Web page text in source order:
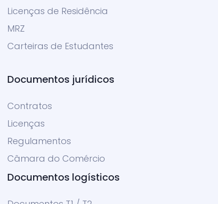
Licenças de Residência
MRZ
Carteiras de Estudantes
Documentos jurídicos
Contratos
Licenças
Regulamentos
Câmara do Comércio
Documentos logísticos